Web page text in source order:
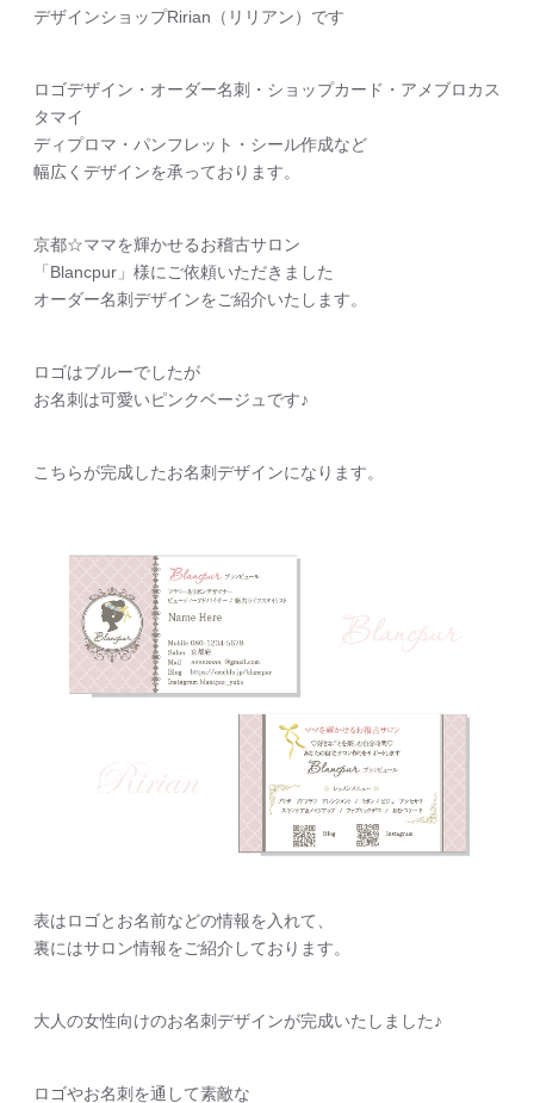
デザインショップRirian（リリアン）です
ロゴデザイン・オーダー名刺・ショップカード・アメブロカス
タマイ
ディプロマ・パンフレット・シール作成など
幅広くデザインを承っております。
京都☆ママを輝かせるお稽古サロン
「Blancpur」様にご依頼いただきました
オーダー名刺デザインをご紹介いたします。
ロゴはブルーでしたが
お名刺は可愛いピンクベージュです♪
こちらが完成したお名刺デザインになります。
表はロゴとお名前などの情報を入れて、
裏にはサロン情報をご紹介しております。
大人の女性向けのお名刺デザインが完成いたしました♪
ロゴやお名刺を通して素敵な